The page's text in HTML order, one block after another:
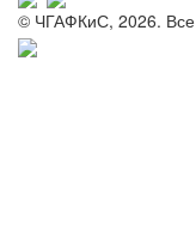
© ЧГАФКиС, 2026.